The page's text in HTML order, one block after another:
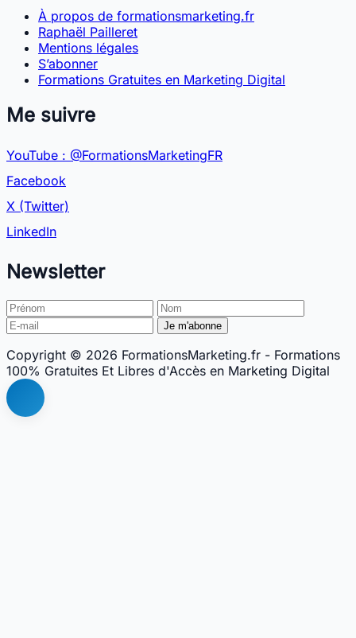
À propos de formationsmarketing.fr
Raphaël Pailleret
Mentions légales
S’abonner
Formations Gratuites en Marketing Digital
Me suivre
YouTube : @FormationsMarketingFR
Facebook
X (Twitter)
LinkedIn
Newsletter
Copyright © 2026 FormationsMarketing.fr - Formations
100% Gratuites Et Libres d'Accès en Marketing Digital
Retour
en
haut